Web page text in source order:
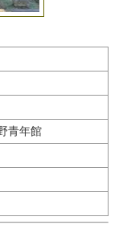
青年館